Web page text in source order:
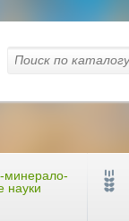
минерало-
науки